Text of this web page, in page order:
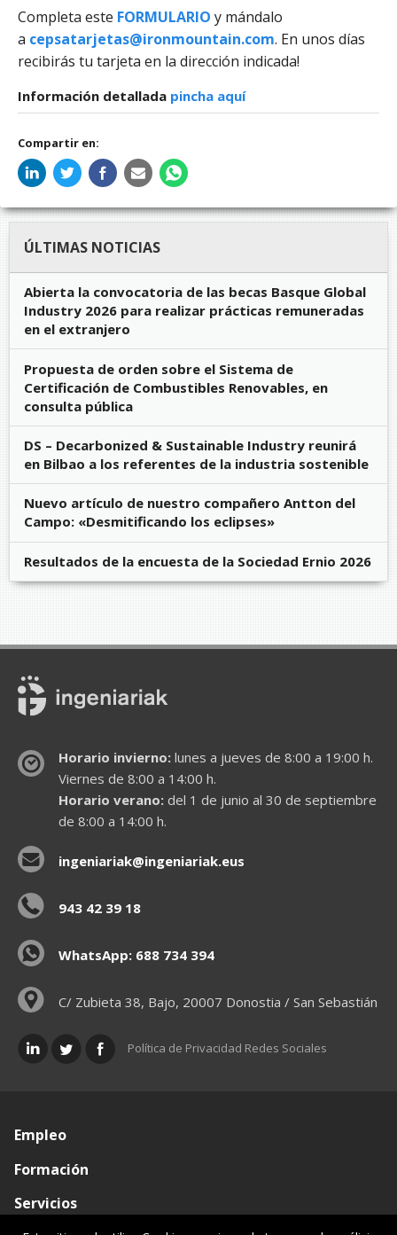
Completa este FORMULARIO y mándalo
a cepsatarjetas@ironmountain.com. En unos días
recibirás tu tarjeta en la dirección indicada!
Información detallada pincha aquí
Compartir en:
ÚLTIMAS NOTICIAS
Abierta la convocatoria de las becas Basque Global
Industry 2026 para realizar prácticas remuneradas
en el extranjero
Propuesta de orden sobre el Sistema de
Certificación de Combustibles Renovables, en
consulta pública
DS – Decarbonized & Sustainable Industry reunirá
en Bilbao a los referentes de la industria sostenible
Nuevo artículo de nuestro compañero Antton del
Campo: «Desmitificando los eclipses»
Resultados de la encuesta de la Sociedad Ernio 2026
Horario invierno:lunes a jueves de 8:00 a 19:00 h.
Viernes de 8:00 a 14:00 h.
Horario verano:del 1 de junio al 30 de septiembre
de 8:00 a 14:00 h.
ingeniariak@ingeniariak.eus
943 42 39 18
WhatsApp: 688 734 394
C/ Zubieta 38, Bajo, 20007 Donostia / San Sebastián
Política de Privacidad Redes Sociales
Empleo
Formación
Servicios